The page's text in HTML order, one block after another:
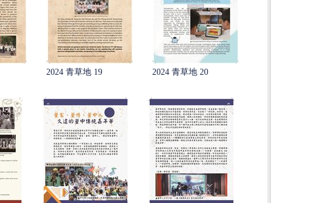
2024 青草地 19 2024 青草地 20